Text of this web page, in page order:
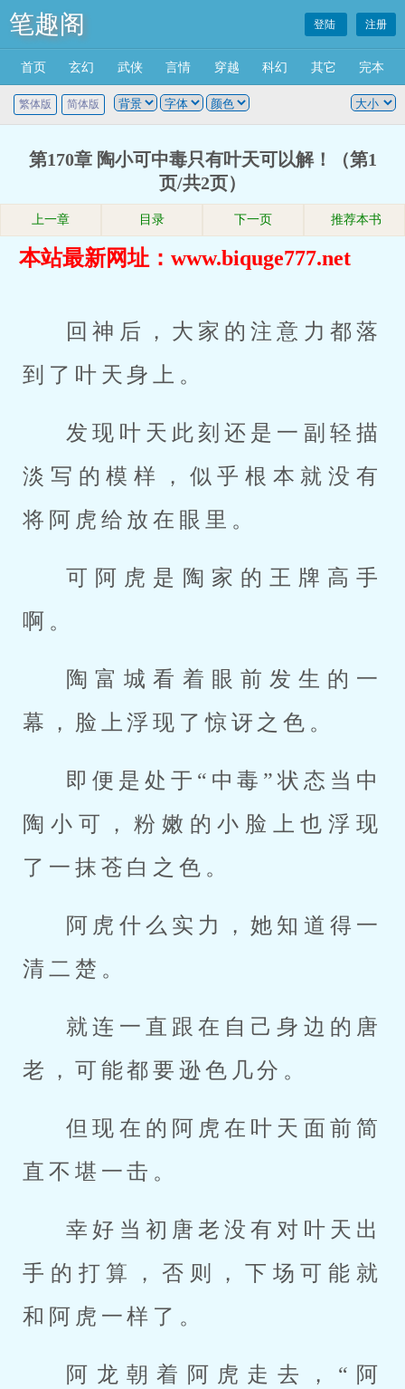
笔趣阁 登陆 注册
首页 玄幻 武侠 言情 穿越 科幻 其它 完本
繁体版 简体版
第170章 陶小可中毒只有叶天可以解！（第1
页/共2页）
上一章 目录 下一页 推荐本书
本站最新网址：www.biquge777.net
回神后，大家的注意力都落
到了叶天身上。
发现叶天此刻还是一副轻描
淡写的模样，似乎根本就没有
将阿虎给放在眼里。
可阿虎是陶家的王牌高手
啊。
陶富城看着眼前发生的一
幕，脸上浮现了惊讶之色。
即便是处于“中毒”状态当中
陶小可，粉嫩的小脸上也浮现
了一抹苍白之色。
阿虎什么实力，她知道得一
清二楚。
就连一直跟在自己身边的唐
老，可能都要逊色几分。
但现在的阿虎在叶天面前简
直不堪一击。
幸好当初唐老没有对叶天出
手的打算，否则，下场可能就
和阿虎一样了。
阿龙朝着阿虎走去，“阿